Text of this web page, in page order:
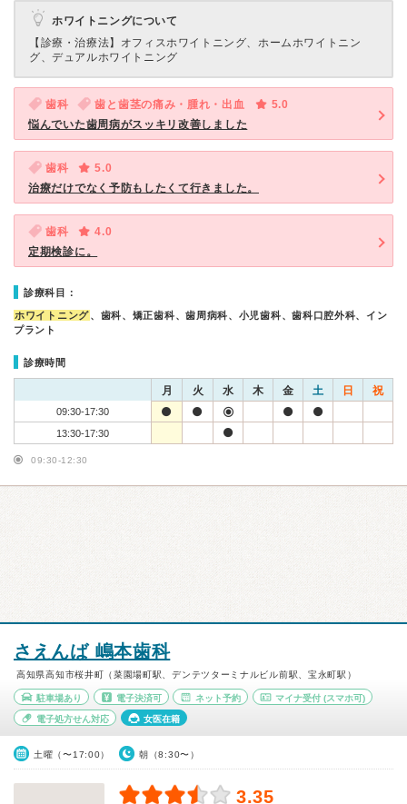
ホワイトニングについて
【診療・治療法】 オフィスホワイトニング、ホームホワイトニン
グ、デュアルホワイトニング
歯科 歯と歯茎の痛み・腫れ・出血
5.0
悩んでいた歯周病がスッキリ改善しました
歯科
5.0
治療だけでなく予防もしたくて行きました。
歯科
4.0
定期検診に。
診療科目：
ホワイトニング、歯科、矯正歯科、歯周病科、小児歯科、歯科口腔外科、イン
プラント
診療時間
月 火 水 木 金 土 日 祝
09:30-17:30
13:30-17:30
09:30-12:30
さえんば 嶋本歯科
高知県高知市桜井町（菜園場町駅、デンテツターミナルビル前駅、宝永町駅）
駐車場あり 電子決済可 ネット予約 マイナ受付 (スマホ可)
電子処方せん対応 女医在籍
土曜（〜17:00） 朝（8:30〜）
3.35